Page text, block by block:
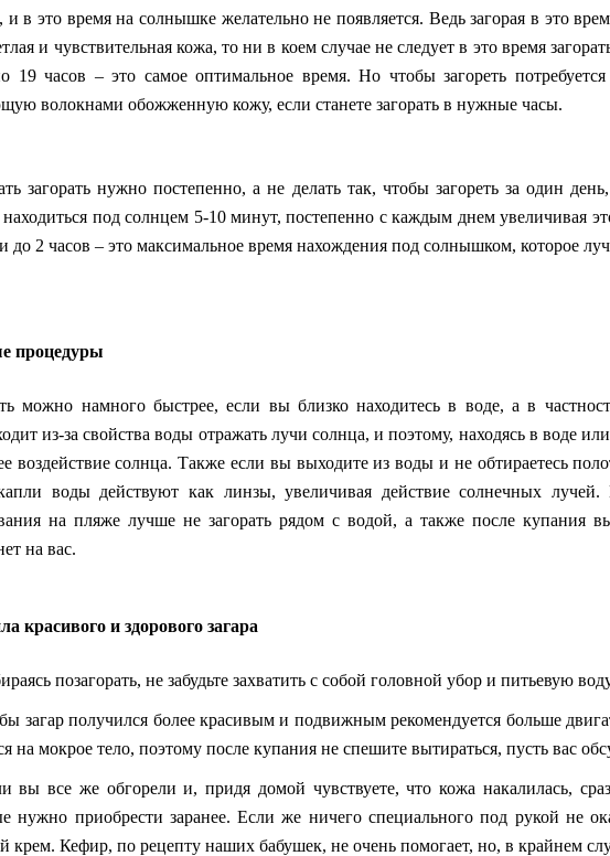
и в это время на солнышке желательно не появляется. Ведь загорая в это
и чувствительная кожа, то ни в коем случае не следует в это время
19 часов – это самое оптимальное время. Но чтобы загореть
волокнами обожженную кожу, если станете загорать в нужные часы.
загорать нужно постепенно, а не делать так, чтобы загореть за один
под солнцем 5-10 минут, постепенно с каждым днем увеличивая
до 2 часов – это максимальное время нахождения под солнышком, которое
процедуры
можно намного быстрее, если вы близко находитесь в воде, а в
из-за свойства воды отражать лучи солнца, и поэтому, находясь в воде
воздействие солнца. Также если вы выходите из воды и не обтираетесь
воды действуют как линзы, увеличивая действие солнечных
на пляже лучше не загорать рядом с водой, а также после купания
на вас.
красивого и здорового загара
позагорать, не забудьте захватить с собой головной убор и питьевую
загар получился более красивым и подвижным рекомендуется больше
на мокрое тело, поэтому после купания не спешите вытираться, пусть вас
вы все же обгорели и, придя домой чувствуете, что кожа накалилась,
нужно приобрести заранее. Если же ничего специального под рукой не
крем. Кефир, по рецепту наших бабушек, не очень помогает, но, в крайнем